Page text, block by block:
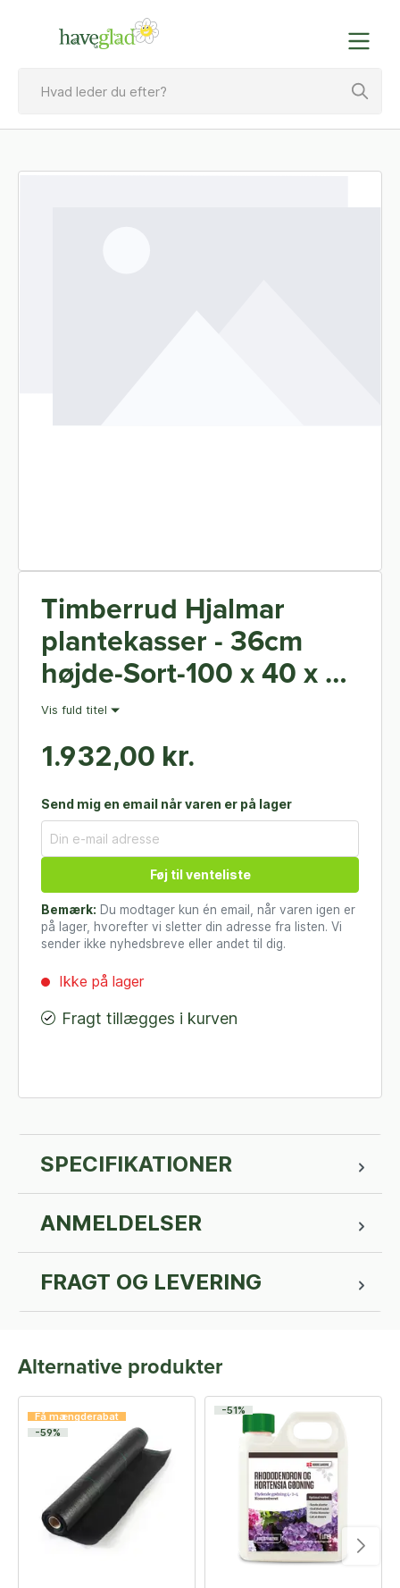
Timberrud Hjalmar
plantekasser - 36cm
højde-Sort-100 x 40 x 36
cm
Vis fuld titel
1.932,00 kr.
Send mig en email når varen er på lager
Føj til venteliste
Bemærk: Du modtager kun én email, når varen igen er
på lager, hvorefter vi sletter din adresse fra listen. Vi
sender ikke nyhedsbreve eller andet til dig.
Ikke på lager
Fragt tillægges i kurven
SPECIFIKATIONER
ANMELDELSER
FRAGT OG LEVERING
Alternative produkter
Få mængderabat
-59%
-51%